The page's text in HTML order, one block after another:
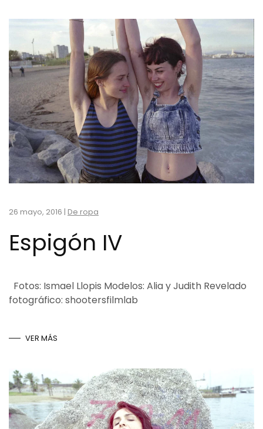
26 mayo, 2016 | De ropa
Espigón IV
Fotos: Ismael Llopis Modelos: Alia y Judith Revelado
fotográfico: shootersfilmlab
VER MÁS